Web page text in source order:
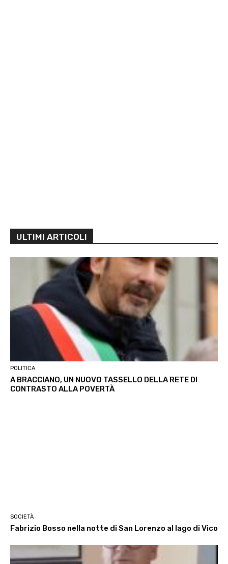
ULTIMI ARTICOLI
POLITICA
A BRACCIANO, UN NUOVO TASSELLO DELLA RETE DI
CONTRASTO ALLA POVERTÀ
SOCIETÀ
Fabrizio Bosso nella notte di San Lorenzo al lago di Vico